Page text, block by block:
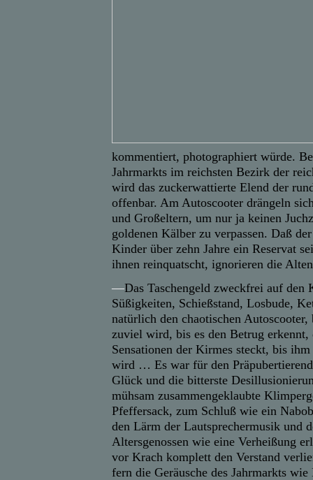
kommentiert, photographiert würde.
Jahrmarkts im reichsten Bezirk der
wird das zuckerwattierte Elend der
offenbar. Am Autoscooter drängeln
und Großeltern, um nur ja keinen
goldenen Kälber zu verpassen. Daß
Kinder über zehn Jahre ein Reservat
ihnen reinquatscht, ignorieren die
—Das Taschengeld zweckfrei auf den
Süßigkeiten, Schießstand, Losbude,
natürlich den chaotischen
zuviel wird, bis es den Betrug erkennt,
Sensationen der Kirmes steckt, bis
wird … Es war für den
Glück und die bitterste
mühsam zusammengeklaubte
Pfeffersack, zum Schluß wie ein
den Lärm der Lautsprechermusik und
Altersgenossen wie eine Verheißung
vor Krach komplett den Verstand
fern die Geräusche des Jahrmarkts